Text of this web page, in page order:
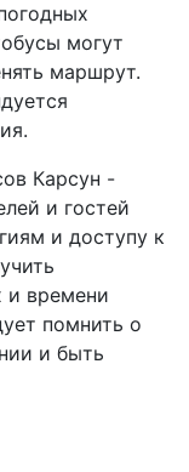
могут
маршрут.
Карсун -
и гостей
и доступу к
и времени
помнить о
и быть